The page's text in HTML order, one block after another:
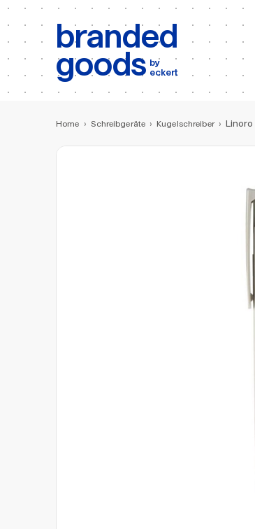
branded
goods by
eckert
b:
Home › Schreibgeräte › Kugelschreiber › Linoro